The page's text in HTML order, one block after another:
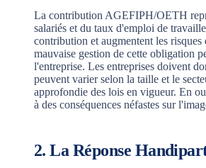
La contribution AGEFIPH/OETH
salariés et du taux d'emploi de
contribution et augmentent les
mauvaise gestion de cette obligation
l'entreprise. Les entreprises doivent
peuvent varier selon la taille et le
approfondie des lois en vigueur. En
à des conséquences néfastes sur
2. La Réponse